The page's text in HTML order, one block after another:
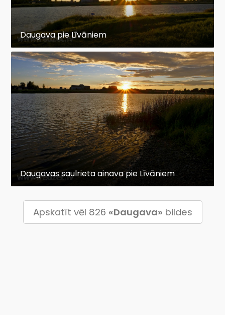
Daugava pie Līvāniem
Daugavas saulrieta ainava pie Līvāniem
Apskatīt vēl 826 «Daugava» bildes